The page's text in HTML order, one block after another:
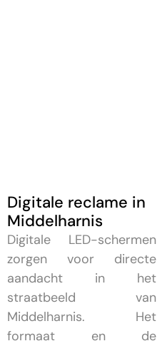
Digitale reclame in
Middelharnis
Digitale LED-schermen
zorgen voor directe
aandacht in het
straatbeeld van
Middelharnis. Het
formaat en de